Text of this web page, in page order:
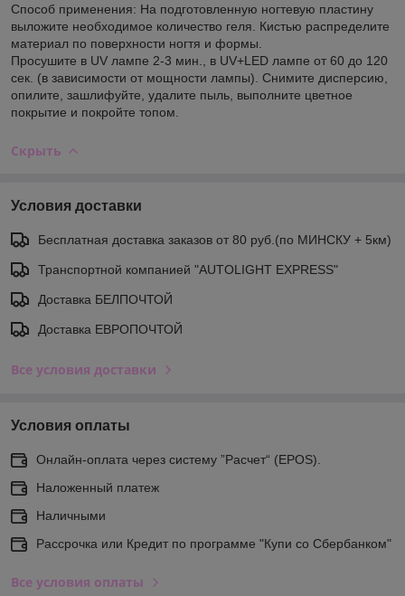
Способ применения: На подготовленную ногтевую пластину
выложите необходимое количество геля. Кистью распределите
материал по поверхности ногтя и формы.
Просушите в UV лампе 2-3 мин., в UV+LED лампе от 60 до 120
сек. (в зависимости от мощности лампы). Снимите дисперсию,
опилите, зашлифуйте, удалите пыль, выполните цветное
покрытие и покройте топом.
Скрыть
Условия доставки
Бесплатная доставка заказов от 80 руб.(по МИНСКУ + 5км)
Транспортной компанией "AUTOLIGHT EXPRESS"
Доставка БЕЛПОЧТОЙ
Доставка ЕВРОПОЧТОЙ
Все условия доставки
Условия оплаты
Онлайн-оплата через систему ”Расчет“ (EPOS).
Наложенный платеж
Наличными
Рассрочка или Кредит по программе "Купи со Сбербанком"
Все условия оплаты